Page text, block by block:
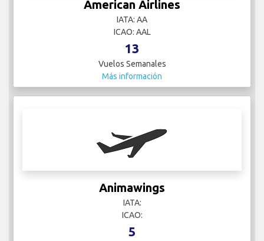
American Airlines
IATA: AA
ICAO: AAL
13
Vuelos Semanales
Más información
Animawings
IATA:
ICAO:
5